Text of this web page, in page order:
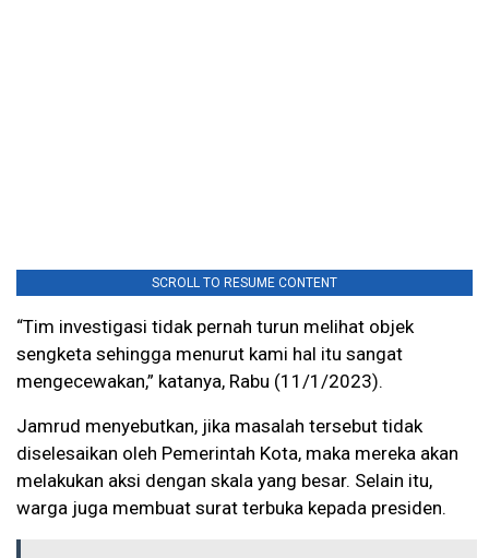
SCROLL TO RESUME CONTENT
“Tim investigasi tidak pernah turun melihat objek
sengketa sehingga menurut kami hal itu sangat
mengecewakan,” katanya, Rabu (11/1/2023).
Jamrud menyebutkan, jika masalah tersebut tidak
diselesaikan oleh Pemerintah Kota, maka mereka akan
melakukan aksi dengan skala yang besar. Selain itu,
warga juga membuat surat terbuka kepada presiden.